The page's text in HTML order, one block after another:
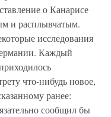
о Канарисе
и расплывчатым.
исследования
Каждый
что-нибудь новое,
ранее:
сообщил бы